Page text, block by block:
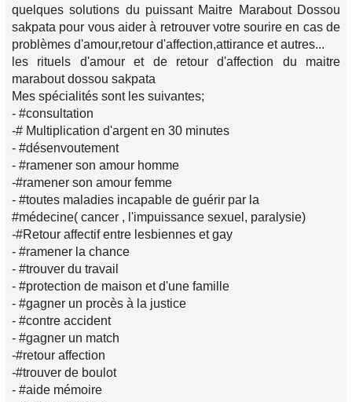
quelques solutions du puissant Maitre Marabout Dossou
sakpata pour vous aider à retrouver votre sourire en cas de
problèmes d'amour,retour d'affection,attirance et autres...
les rituels d'amour et de retour d'affection du maitre
marabout dossou sakpata
Mes spécialités sont les suivantes;
- #consultation
-# Multiplication d'argent en 30 minutes
- #désenvoutement
- #ramener son amour homme
-#ramener son amour femme
- #toutes maladies incapable de guérir par la
#médecine( cancer , l'impuissance sexuel, paralysie)
-#Retour affectif entre lesbiennes et gay
- #ramener la chance
- #trouver du travail
- #protection de maison et d'une famille
- #gagner un procès à la justice
- #contre accident
- #gagner un match
-#retour affection
-#trouver de boulot
- #aide mémoire